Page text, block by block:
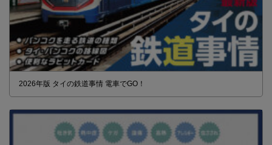
2026年版 タイの鉄道事情 電車でGO！